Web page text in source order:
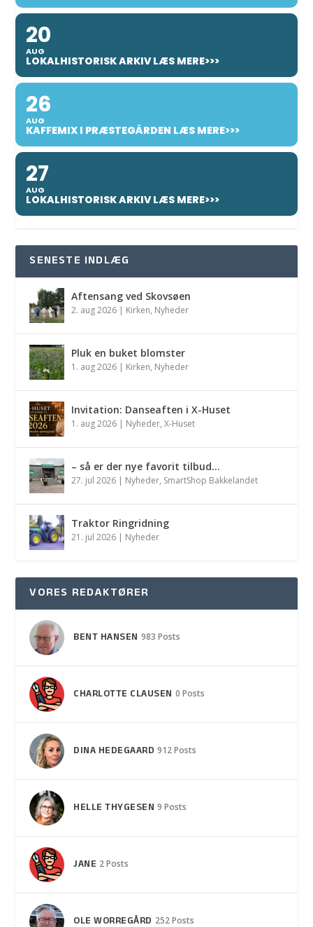
20
AUG
LOKALHISTORISK ARKIV LÆS MERE>>>
26
AUG
KAFFEMIX I PRÆSTEGÅRDEN LÆS MERE>>>
27
AUG
LOKALHISTORISK ARKIV LÆS MERE>>>
SENESTE INDLÆG
Aftensang ved Skovsøen
2. aug 2026 | Kirken, Nyheder
Pluk en buket blomster
1. aug 2026 | Kirken, Nyheder
Invitation: Danseaften i X-Huset
1. aug 2026 | Nyheder,X-Huset
– så er der nye favorit tilbud…
27. jul 2026 | Nyheder, SmartShop Bakkelandet
Traktor Ringridning
21. jul 2026 | Nyheder
VORES REDAKTØRER
BENT HANSEN 983 Posts
CHARLOTTE CLAUSEN 0 Posts
DINA HEDEGAARD 912 Posts
HELLE THYGESEN 9 Posts
JANE 2 Posts
OLE WORREGÅRD 252 Posts